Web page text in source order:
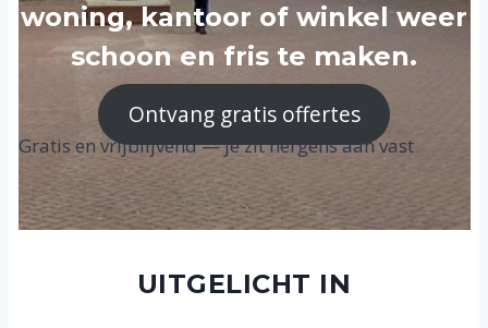
woning, kantoor of winkel weer
schoon en fris te maken.
Ontvang gratis offertes
Gratis en vrijblijvend — je zit nergens aan vast
UITGELICHT IN